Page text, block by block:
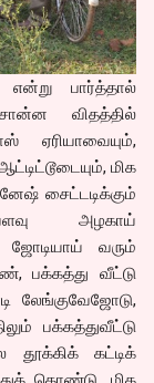
என்று பார்த்தால்
விதத்தில்
ஏரியாவையும்,
மிக
சைட்டடிக்கும்
அழகாய்
ஜோடியாய் வரும்
பக்கத்து வீட்டு
லேங்குவேஜோடு,
பக்கத்துவீட்டு
கட்டிக்